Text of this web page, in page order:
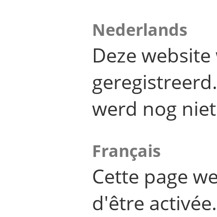
Nederlands
Deze
werd nog
Français
Cette page
d'être